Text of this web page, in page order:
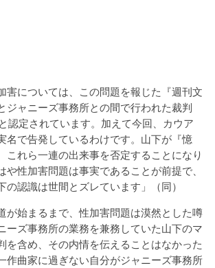
害については、この問題を報じた『週刊文
ジャニーズ事務所との間で行われた裁判
認定されています。加えて今回、カウア
名で告発しているわけです。山下が『憶
これら一連の出来事を否定することになり
や性加害問題は事実であることが前提で、
の認識は世間とズレています」（同）
始まるまで、性加害問題は漠然とした噂
ーズ事務所の業務を兼務していた山下のマ
を含め、その内情を伝えることはなかった
作曲家に過ぎない自分がジャニーズ事務所